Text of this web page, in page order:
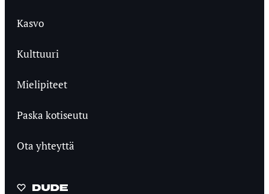
Kasvo
Kulttuuri
Mielipiteet
Paska kotiseutu
Ota yhteyttä